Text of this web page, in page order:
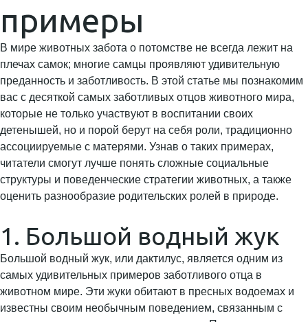
примеры
В мире животных забота о потомстве не всегда лежит на
плечах самок; многие самцы проявляют удивительную
преданность и заботливость. В этой статье мы познакомим
вас с десяткой самых заботливых отцов животного мира,
которые не только участвуют в воспитании своих
детенышей, но и порой берут на себя роли, традиционно
ассоциируемые с матерями. Узнав о таких примерах,
читатели смогут лучше понять сложные социальные
структуры и поведенческие стратегии животных, а также
оценить разнообразие родительских ролей в природе.
1. Большой водный жук
Большой водный жук, или дактилус, является одним из
самых удивительных примеров заботливого отца в
животном мире. Эти жуки обитают в пресных водоемах и
известны своим необычным поведением, связанным с